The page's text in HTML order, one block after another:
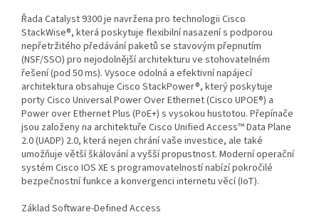
Řada Catalyst 9300 je navržena pro technologii Cisco
StackWise®, která poskytuje flexibilní nasazení s podporou
nepřetržitého předávání paketů se stavovým přepnutím
(NSF/SSO) pro nejodolnější architekturu ve stohovatelném
řešení (pod 50 ms). Vysoce odolná a efektivní napájecí
architektura obsahuje Cisco StackPower®, který poskytuje
porty Cisco Universal Power Over Ethernet (Cisco UPOE®) a
Power over Ethernet Plus (PoE+) s vysokou hustotou. Přepínače
jsou založeny na architektuře Cisco Unified Access™ Data Plane
2.0 (UADP) 2.0, která nejen chrání vaše investice, ale také
umožňuje větší škálování a vyšší propustnost. Moderní operační
systém Cisco IOS XE s programovatelností nabízí pokročilé
bezpečnostní funkce a konvergenci internetu věcí (IoT).
Základ Software-Defined Access